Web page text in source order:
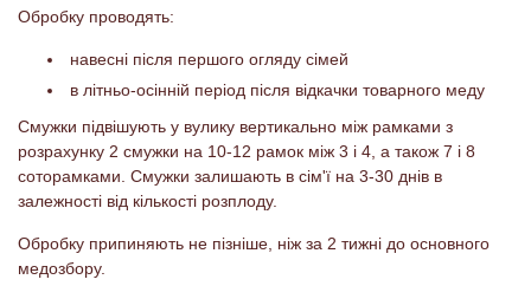
Обробку проводять:
навесні після першого огляду сімей
в літньо-осінній період після відкачки товарного меду
Смужки підвішують у вулику вертикально між рамками з
розрахунку 2 смужки на 10-12 рамок між 3 і 4, а також 7 і 8
соторамками. Смужки залишають в сім'ї на 3-30 днів в
залежності від кількості розплоду.
Обробку припиняють не пізніше, ніж за 2 тижні до основного
медозбору.